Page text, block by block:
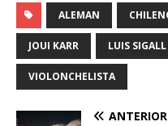
ALEMAN
JOUI KARR LUIS SIGALL
VIOLONCHELISTA
ANTERIOR